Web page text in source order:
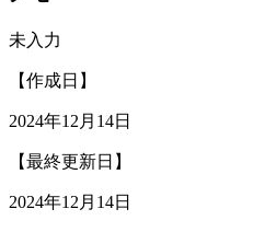
未入力
【作成日】
2024年12月14日
【最終更新日】
2024年12月14日